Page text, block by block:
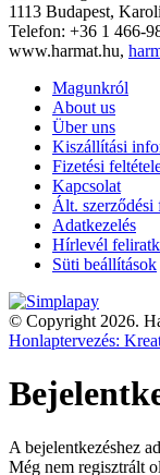
1113 Budapest,
Telefon: +36 1 466-
www.harmat.hu,
Magunkról
About us
Über uns
Kiszállítási
Fizetési
Kapcsolat
Ált. szerződési
Adatkezelés
Hírlevél
Süti beállítások
© Copyright 2026.
Honlaptervezés:
A bejelentkezéshez
Még nem regisztrált